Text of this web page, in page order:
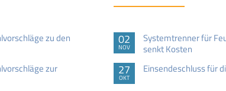
zu den
zur
02
NOV
Systemtrenner für
senkt Kosten
27
OKT
Einsendeschluss für